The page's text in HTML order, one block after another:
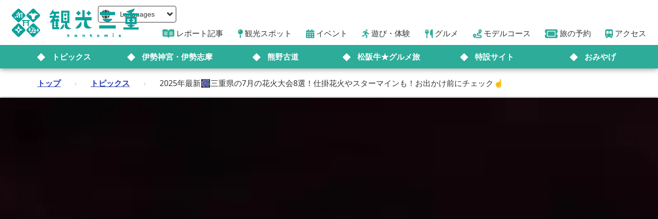
Languages
レポート記事 観光スポット イベント 遊び・体験 グルメ モデルコース 旅の予約 アクセス
トピックス 伊勢神宮・伊勢志摩 熊野古道 松阪牛★グルメ旅 特設サイト おみやげ
トップ › トピックス › 2025年最新🎆三重県の7月の花火大会8選！仕掛花火やスターマインも！お出かけ前にチェック☝